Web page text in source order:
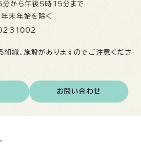
から午後5時15分まで
年末年始を除く
織、施設がありますのでご注意くださ
お問い合わせ